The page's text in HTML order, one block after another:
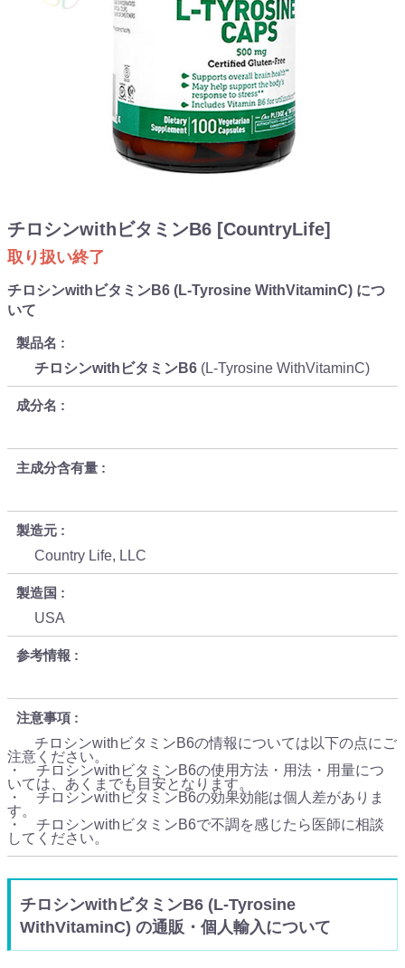
チロシンwithビタミンB6 [CountryLife]
取り扱い終了
チロシンwithビタミンB6 (L-Tyrosine WithVitaminC) につ
いて
製品名
チロシンwithビタミンB6 (L-Tyrosine WithVitaminC)
成分名
主成分含有量
製造元
Country Life, LLC
製造国
USA
参考情報
注意事項
チロシンwithビタミンB6の情報については以下の点にご
注意ください。
・ チロシンwithビタミンB6の使用方法・用法・用量につ
いては、あくまでも目安となります。
・ チロシンwithビタミンB6の効果効能は個人差がありま
す。
・ チロシンwithビタミンB6で不調を感じたら医師に相談
してください。
チロシンwithビタミンB6 (L-Tyrosine
WithVitaminC) の通販・個人輸入について